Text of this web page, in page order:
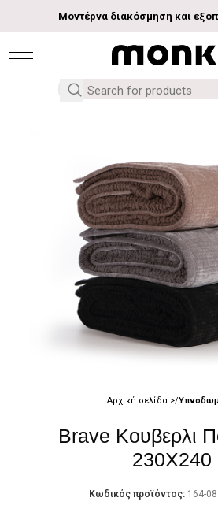
Μοντέρνα διακόσμηση και
Αρχική σελίδα
Brave Κουβερλι
230X240
Κωδικός προϊόντος: 164-